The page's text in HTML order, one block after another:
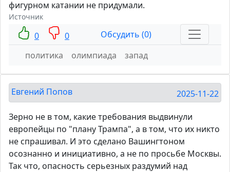
фигурном катании не придумали.
Источник
0 0
Обсудить (0)
политика
олимпиада запад
Евгений Попов 2025-11-22
Зерно не в том, какие требования выдвинули
европейцы по "плану Трампа", а в том, что их никто
не спрашивал. И это сделано Вашингтоном
осознанно и инициативно, а не по просьбе Москвы.
Так что, опасность серьезных раздумий над